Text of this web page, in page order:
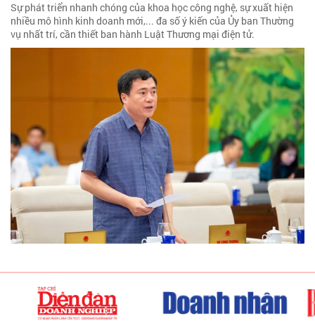
Sự phát triển nhanh chóng của khoa học công nghệ, sự xuất hiện
nhiều mô hình kinh doanh mới,... đa số ý kiến của Ủy ban Thường
vụ nhất trí, cần thiết ban hành Luật Thương mại điện tử.